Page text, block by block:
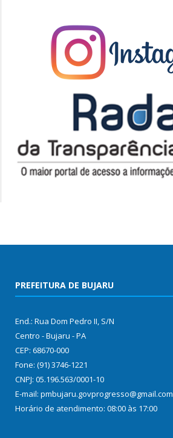
PREFEITURA DE BUJARU
End.: Rua Dom Pedro II, S/N
Centro - Bujaru - PA
CEP: 68670-000
Fone: (91) 3746-1221
CNPJ: 05.196.563/0001-10
E-mail: pmbujaru.govprogresso@gmail.com
Horário de atendimento: 08:00 às 17:00